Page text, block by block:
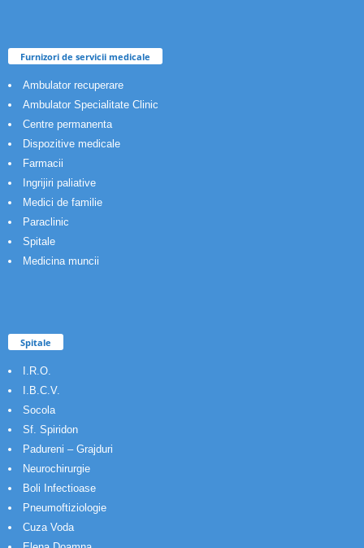
Furnizori de servicii medicale
Ambulator recuperare
Ambulator Specialitate Clinic
Centre permanenta
Dispozitive medicale
Farmacii
Ingrijiri paliative
Medici de familie
Paraclinic
Spitale
Medicina muncii
Spitale
I.R.O.
I.B.C.V.
Socola
Sf. Spiridon
Padureni – Grajduri
Neurochirurgie
Boli Infectioase
Pneumoftiziologie
Cuza Voda